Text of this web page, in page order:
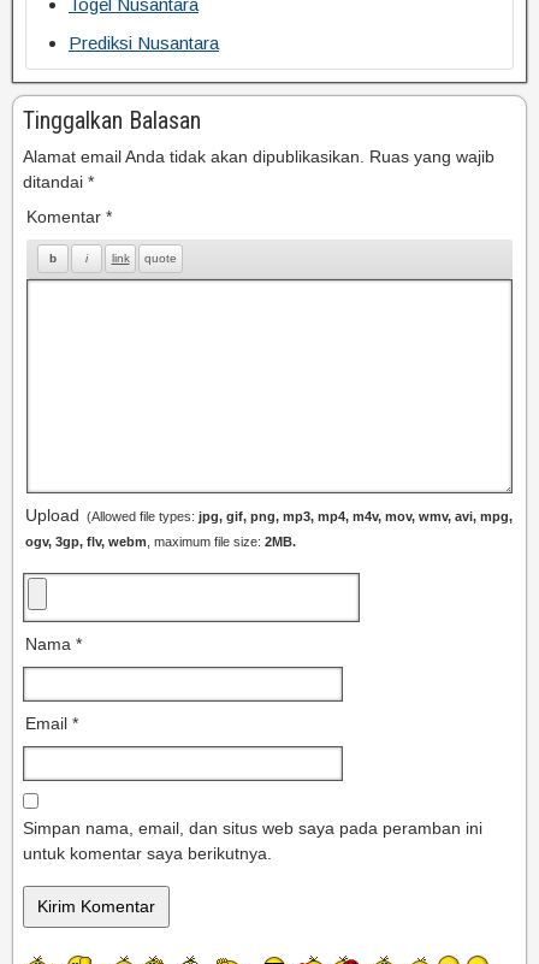
Togel Nusantara
Prediksi Nusantara
Tinggalkan Balasan
Alamat email Anda tidak akan dipublikasikan.
Ruas yang wajib
ditandai *
Komentar *
Upload (Allowed file types: jpg, gif, png, mp3, mp4, m4v, mov, wmv, avi, mpg,
ogv, 3gp, flv, webm , maximum file size: 2MB.
Nama *
Email *
Simpan nama, email, dan situs web saya pada peramban ini
untuk komentar saya berikutnya.